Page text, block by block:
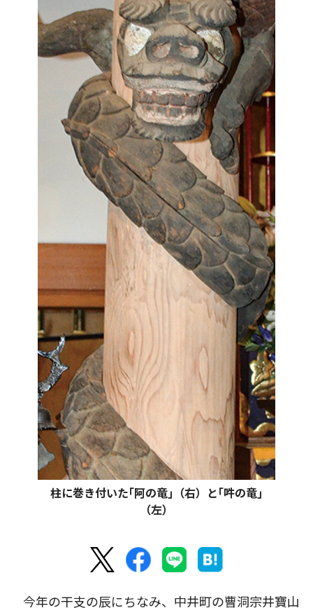
柱に巻き付いた｢阿の竜｣（右）と｢吽の竜｣
（左）
今年の干支の辰にちなみ、中井町の曹洞宗井寶山